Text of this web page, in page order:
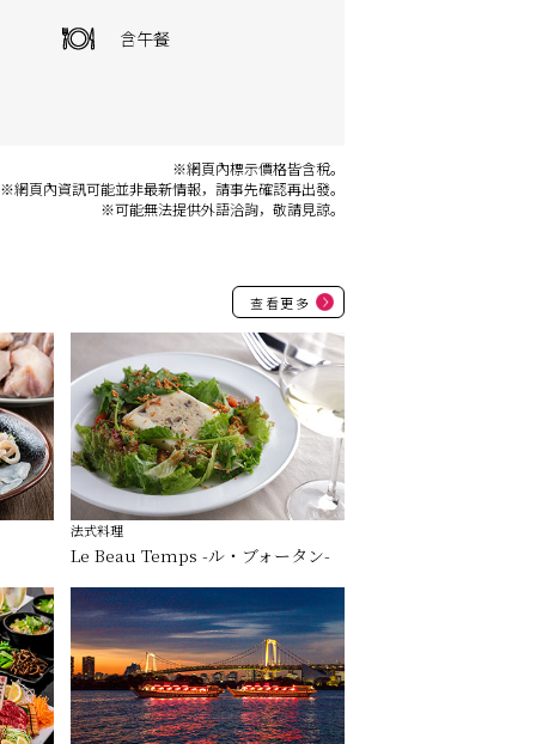
含午餐
※網頁內標示價格皆含稅。
※網頁內資訊可能並非最新情報，請事先確認再出發。
※可能無法提供外語洽詢，敬請見諒。
查看更多
法式料理
Le Beau Temps -ル・ブォータン-